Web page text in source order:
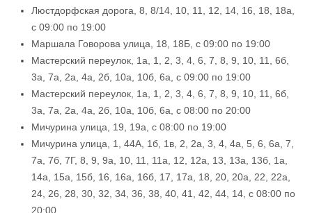
Люстдорфская дорога, 8, 8/14, 10, 11, 12, 14, 16, 18, 18а,
с 09:00 по 19:00
Маршала Говорова улица, 18, 18Б, с 09:00 по 19:00
Мастерский переулок, 1а, 1, 2, 3, 4, 6, 7, 8, 9, 10, 11, 6б,
3а, 7а, 2а, 4а, 2б, 10а, 10б, 6а, с 09:00 по 19:00
Мастерский переулок, 1а, 1, 2, 3, 4, 6, 7, 8, 9, 10, 11, 6б,
3а, 7а, 2а, 4а, 2б, 10а, 10б, 6а, с 08:00 по 20:00
Мичурина улица, 19, 19а, с 08:00 по 19:00
Мичурина улица, 1, 44А, 1б, 1в, 2, 2а, 3, 4, 4а, 5, 6, 6а, 7,
7а, 7б, 7Г, 8, 9, 9а, 10, 11, 11а, 12, 12а, 13, 13а, 13б, 1а,
14а, 15а, 15б, 16, 16а, 16б, 17, 17а, 18, 20, 20а, 22, 22а,
24, 26, 28, 30, 32, 34, 36, 38, 40, 41, 42, 44, 14, с 08:00 по
20:00